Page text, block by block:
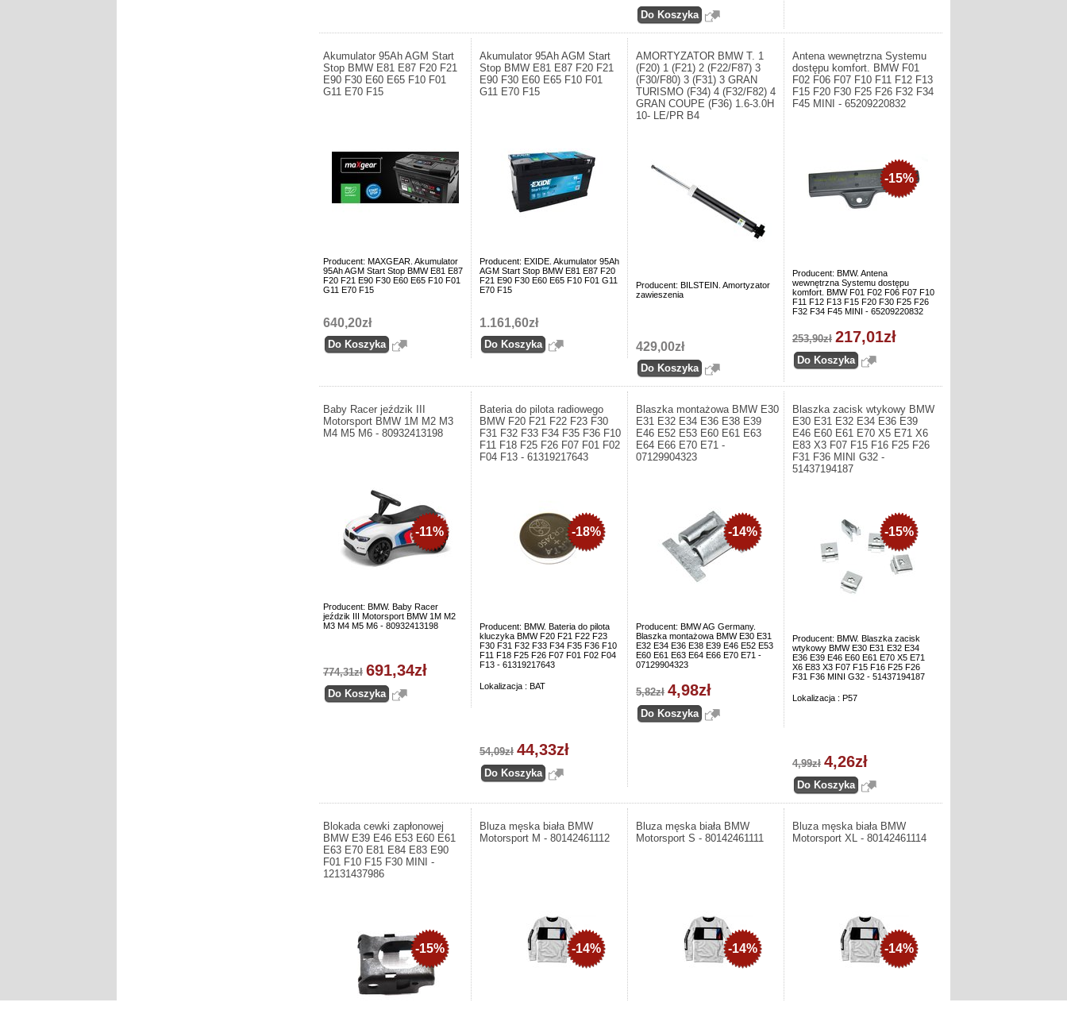
Akumulator 95Ah AGM Start
Stop BMW E81 E87 F20 F21
E90 F30 E60 E65 F10 F01
G11 E70 F15
Producent: MAXGEAR. Akumulator
95Ah AGM Start Stop BMW E81 E87
F20 F21 E90 F30 E60 E65 F10 F01
G11 E70 F15
640,20zł
Akumulator 95Ah AGM Start
Stop BMW E81 E87 F20 F21
E90 F30 E60 E65 F10 F01
G11 E70 F15
Producent: EXIDE. Akumulator 95Ah
AGM Start Stop BMW E81 E87 F20
F21 E90 F30 E60 E65 F10 F01 G11
E70 F15
1.161,60zł
AMORTYZATOR BMW T. 1
(F20) 1 (F21) 2 (F22/F87) 3
(F30/F80) 3 (F31) 3 GRAN
TURISMO (F34) 4 (F32/F82) 4
GRAN COUPE (F36) 1.6-3.0H
10- LE/PR B4
Producent: BILSTEIN. Amortyzator
zawieszenia
429,00zł
Antena wewnętrzna Systemu
dostępu komfort. BMW F01
F02 F06 F07 F10 F11 F12 F13
F15 F20 F30 F25 F26 F32 F34
F45 MINI - 65209220832
Producent: BMW. Antena
wewnętrzna Systemu dostępu
komfort. BMW F01 F02 F06 F07 F10
F11 F12 F13 F15 F20 F30 F25 F26
F32 F34 F45 MINI - 65209220832
-15%
253,90zł 217,01zł
Baby Racer jeździk III
Motorsport BMW 1M M2 M3
M4 M5 M6 - 80932413198
Producent: BMW. Baby Racer
jeździk III Motorsport BMW 1M M2
M3 M4 M5 M6 - 80932413198
-11%
774,31zł 691,34zł
Bateria do pilota radiowego
BMW F20 F21 F22 F23 F30
F31 F32 F33 F34 F35 F36 F10
F11 F18 F25 F26 F07 F01 F02
F04 F13 - 61319217643
Producent: BMW. Bateria do pilota
kluczyka BMW F20 F21 F22 F23
F30 F31 F32 F33 F34 F35 F36 F10
F11 F18 F25 F26 F07 F01 F02 F04
F13 - 61319217643
Lokalizacja : BAT
-18%
54,09zł 44,33zł
Blaszka montażowa BMW E30
E31 E32 E34 E36 E38 E39
E46 E52 E53 E60 E61 E63
E64 E66 E70 E71 -
07129904323
Producent: BMW AG Germany.
Blaszka montażowa BMW E30 E31
E32 E34 E36 E38 E39 E46 E52 E53
E60 E61 E63 E64 E66 E70 E71 -
07129904323
-14%
5,82zł 4,98zł
Blaszka zacisk wtykowy BMW
E30 E31 E32 E34 E36 E39
E46 E60 E61 E70 X5 E71 X6
E83 X3 F07 F15 F16 F25 F26
F31 F36 MINI G32 -
51437194187
Producent: BMW. Blaszka zacisk
wtykowy BMW E30 E31 E32 E34
E36 E39 E46 E60 E61 E70 X5 E71
X6 E83 X3 F07 F15 F16 F25 F26
F31 F36 MINI G32 - 51437194187
Lokalizacja : P57
-15%
4,99zł 4,26zł
Blokada cewki zapłonowej
BMW E39 E46 E53 E60 E61
E63 E70 E81 E84 E83 E90
F01 F10 F15 F30 MINI -
12131437986
-15%
Bluza męska biała BMW
Motorsport M - 80142461112
-14%
Bluza męska biała BMW
Motorsport S - 80142461111
-14%
Bluza męska biała BMW
Motorsport XL - 80142461114
-14%